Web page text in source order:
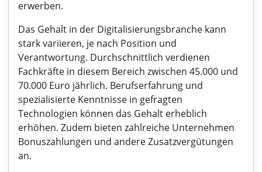
erwerben.
Das Gehalt in der Digitalisierungsbranche kann
stark variieren, je nach Position und
Verantwortung. Durchschnittlich verdienen
Fachkräfte in diesem Bereich zwischen 45.000 und
70.000 Euro jährlich. Berufserfahrung und
spezialisierte Kenntnisse in gefragten
Technologien können das Gehalt erheblich
erhöhen. Zudem bieten zahlreiche Unternehmen
Bonuszahlungen und andere Zusatzvergütungen
an.